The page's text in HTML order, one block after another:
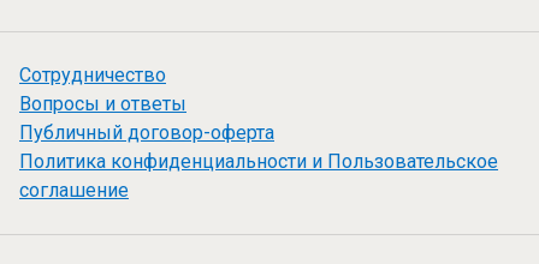
Сотрудничество
Вопросы и ответы
Публичный договор-оферта
Политика конфиденциальности и Пользовательское
соглашение